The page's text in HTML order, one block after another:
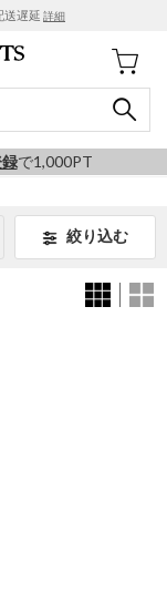
送遅延 詳細
で1,000PT
絞り込む